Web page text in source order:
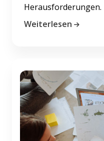
Herausforderungen.
Weiterlesen